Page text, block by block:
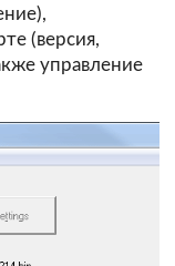
(версия,
управление